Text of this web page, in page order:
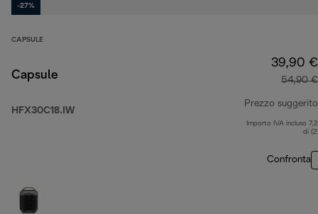
-27%
CAPSULE
Capsule
HFX30C18.IW
39,90 €
54,90 €
Prezzo suggerito
Importo IVA incluso
di
Confronta